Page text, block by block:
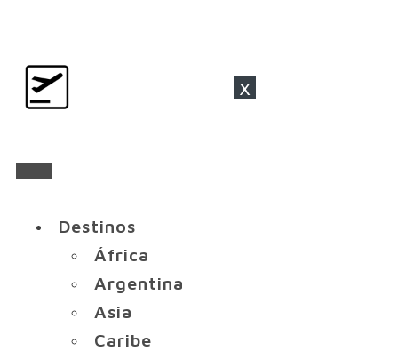
x
Destinos
África
Argentina
Asia
Caribe